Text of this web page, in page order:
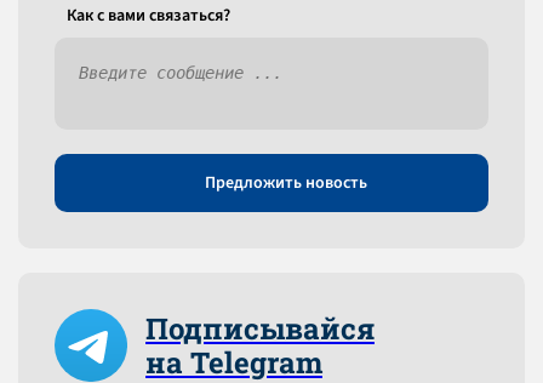
Как c вами связаться?
Предложить новость
Подписывайся
на Telegram